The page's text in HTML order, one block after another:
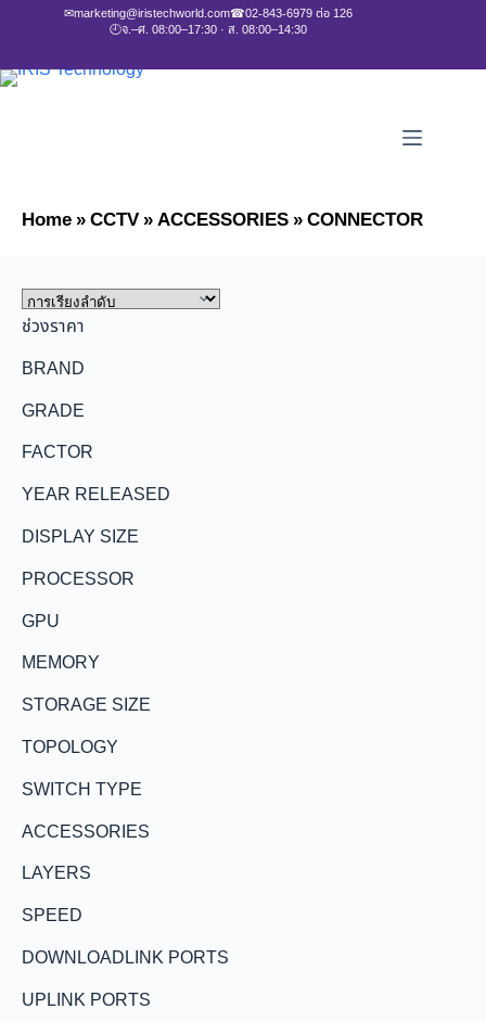
✉marketing@iristechworld.com☎02-843-6979 ต่อ 126
🕘จ.–ศ. 08:00–17:30 · ส. 08:00–14:30
Home»CCTV»ACCESSORIES»CONNECTOR
ช่วงราคา
BRAND
GRADE
FACTOR
YEAR RELEASED
DISPLAY SIZE
PROCESSOR
GPU
MEMORY
STORAGE SIZE
TOPOLOGY
SWITCH TYPE
ACCESSORIES
LAYERS
SPEED
DOWNLOADLINK PORTS
UPLINK PORTS